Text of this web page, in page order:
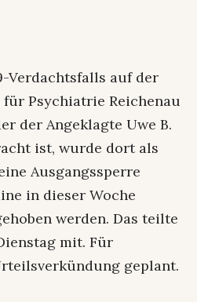
Verdachtsfalls auf der
Psychiatrie Reichenau
der Angeklagte Uwe B.
ist, wurde dort als
Ausgangssperre
in dieser Woche
werden. Das teilte
mit. Für
geplant.